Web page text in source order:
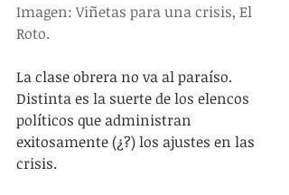
Imagen: Viñetas para una crisis, El
Roto.
La clase obrera no va al paraíso.
Distinta es la suerte de los elencos
políticos que administran
exitosamente (¿?) los ajustes en las
crisis.